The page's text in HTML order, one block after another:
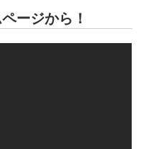
ージから！